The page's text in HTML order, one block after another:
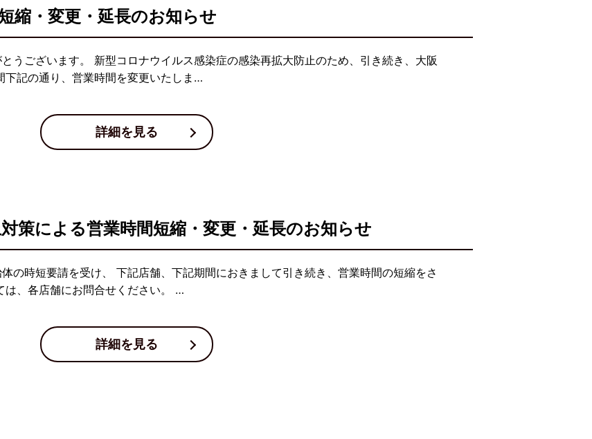
縮・変更・延長のお知らせ
うございます。 新型コロナウイルス感染症の感染再拡大防止のため、引き続き、大阪
記の通り、営業時間を変更いたしま…
詳細を見る
策による営業時間短縮・変更・延長のお知らせ
の時短要請を受け、 下記店舗、下記期間におきまして引き続き、営業時間の短縮をさ
は、各店舗にお問合せください。 …
詳細を見る